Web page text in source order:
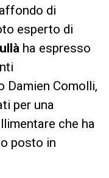
di
esperto di
ha espresso
Damien Comolli,
per una
che ha
posto in